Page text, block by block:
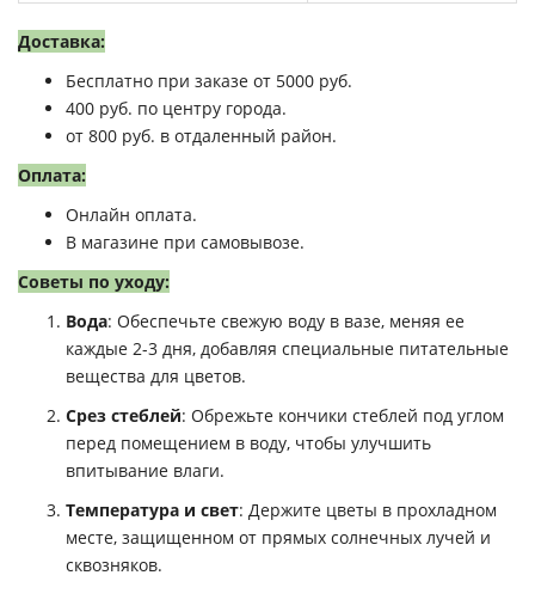
Доставка:
Бесплатно при заказе от 5000 руб.
400 руб. по центру города.
от 800 руб. в отдаленный район.
Оплата:
Онлайн оплата.
В магазине при самовывозе.
Советы по уходу:
Вода: Обеспечьте свежую воду в вазе, меняя ее
каждые 2-3 дня, добавляя специальные питательные
вещества для цветов.
Срез стеблей: Обрежьте кончики стеблей под углом
перед помещением в воду, чтобы улучшить
впитывание влаги.
Температура и свет: Держите цветы в прохладном
месте, защищенном от прямых солнечных лучей и
сквозняков.